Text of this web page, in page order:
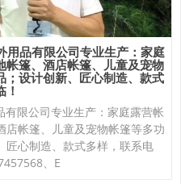
用品有限公司专业生产：家庭
帐篷、酒店帐篷、儿童及宠物
；设计创新、匠心制造、款式
有限公司专业生产：家庭露营帐
帐篷、儿童及宠物帐篷等多功
匠心制造、款式多样，联系电
、E